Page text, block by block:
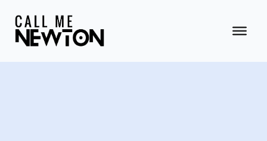
contenu